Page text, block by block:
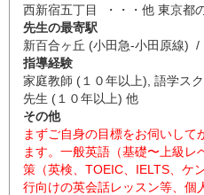
西新宿五丁目 ・・・他 東京都
先生の最寄駅
新百合ヶ丘 (小田急-小田原線)
指導経験
家庭教師 (１０年以上), 語学ス
先生 (１０年以上) 他
その他
まずご自身の目標をお伺いして
ます。一般英語（基礎〜上級
策（英検、TOEIC、IELTS、ケ
行向けの英会話レッスン等、個